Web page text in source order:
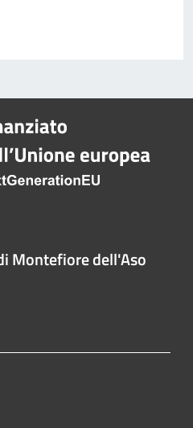
Montefiore dell'Aso